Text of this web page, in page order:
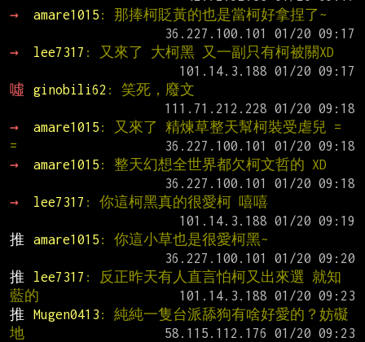
→
amare1015 : 那捧柯貶黃的也是當柯好拿捏了~
→
lee7317 : 又來了 大柯黑 又一副只有柯被關XD
噓
ginobili62 : 笑死，廢文
→
amare1015 : 又來了 精煉草整天幫柯裝受虐兒 =
=
→
amare1015 : 整天幻想全世界都欠柯文哲的 XD
→
lee7317 : 你這柯黑真的很愛柯 嘻嘻
推
amare1015 : 你這小草也是很愛柯黑~
推
lee7317 : 反正昨天有人直言怕柯又出來選 就知
藍的
推
Mugen0413 : 純純一隻台派舔狗有啥好愛的？妨礙
地